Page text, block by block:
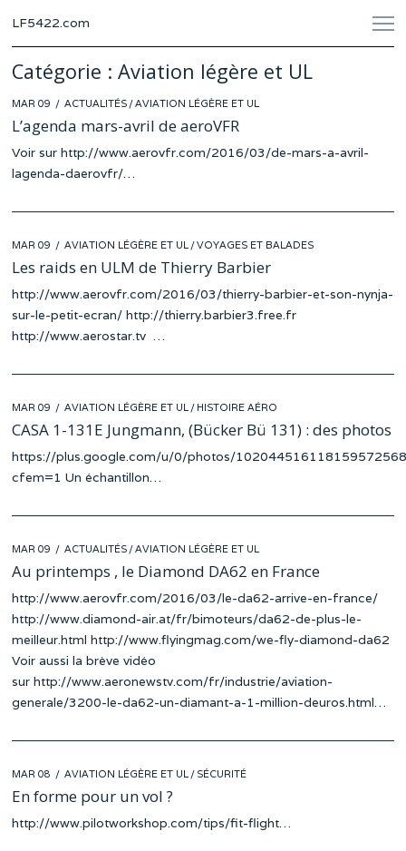
LF5422.com
Catégorie :Aviation légère et UL
POSTED
ON
MAR 09 ACTUALITÉS /AVIATION LÉGÈRE ET UL
L’agenda mars-avril de aeroVFR
Voir sur http://www.aerovfr.com/2016/03/de-mars-a-avril-
lagenda-daerovfr/…
POSTED
ON
MAR 09 AVIATION LÉGÈRE ET UL /VOYAGES ET BALADES
Les raids en ULM de Thierry Barbier
http://www.aerovfr.com/2016/03/thierry-barbier-et-son-nynja-
sur-le-petit-ecran/ http://thierry.barbier3.free.fr
http://www.aerostar.tv …
POSTED
ON
MAR 09 AVIATION LÉGÈRE ET UL / HISTOIRE AÉRO
CASA 1-131E Jungmann, (Bücker Bü 131) : des photos
https://plus.google.com/u/0/photos/
cfem=1 Un échantillon…
POSTED
ON
MAR 09 ACTUALITÉS /AVIATION LÉGÈRE ET UL
Au printemps , le Diamond DA62 en France
http://www.aerovfr.com/2016/03/le-da62-arrive-en-france/
http://www.diamond-air.at/fr/bimoteurs/da62-de-plus-le-
meilleur.html http://www.flyingmag.com/we-fly-diamond-da62
Voir aussi la brève vidéo
sur http://www.aeronewstv.com/fr/industrie/aviation-
generale/3200-le-da62-un-diamant-a-1-million-deuros.html…
POSTED
ON
MAR 08 AVIATION LÉGÈRE ET UL / SÉCURITÉ
En forme pour un vol ?
http://www.pilotworkshop.com/tips/fit-flight…